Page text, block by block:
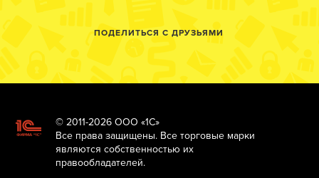
ПОДЕЛИТЬСЯ С ДРУЗЬЯМИ
© 2011-2026 ООО «1С»
Все права защищены. Все торговые марки
являются собственностью их
правообладателей.